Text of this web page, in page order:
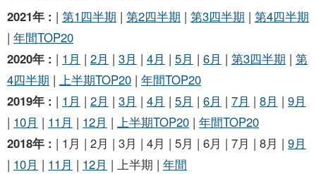
2021年 : | 第1四半期 | 第2四半期 | 第3四半期 | 第4四半期
| 年間TOP20
2020年 : | 1月 | 2月 | 3月 | 4月 | 5月 | 6月 | 第3四半期 | 第
4四半期 | 上半期TOP20 | 年間TOP20
2019年 : | 1月 | 2月 | 3月 | 4月 | 5月 | 6月 | 7月 | 8月 | 9月
| 10月 | 11月 | 12月 | 上半期TOP20 | 年間TOP20
2018年 : | 1月 | 2月 | 3月 | 4月 | 5月 | 6月 | 7月 | 8月 | 9月
| 10月 | 11月 | 12月 | 上半期 | 年間